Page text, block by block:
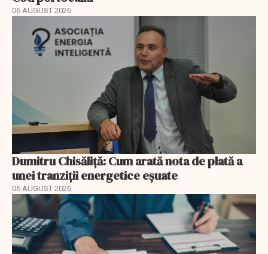
06 AUGUST 2026
Dumitru Chisăliță: Cum arată nota de plată a
unei tranziții energetice eșuate
06 AUGUST 2026